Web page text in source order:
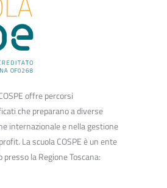
offre percorsi
che preparano a diverse
internazionale e nella gestione
La scuola COSPE è un ente
la Regione Toscana: